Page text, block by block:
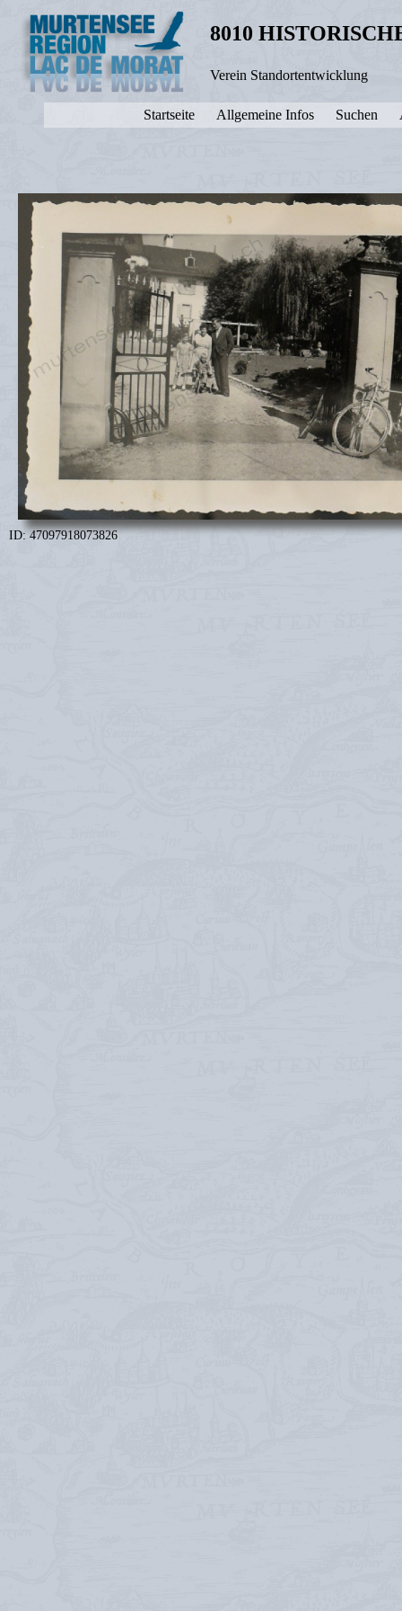
8010
Verein Standortentwicklung
Startseite Allgemeine Infos Suchen
ID: 47097918073826